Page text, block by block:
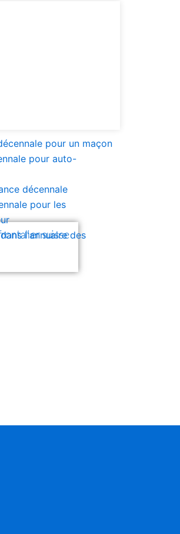
pour un maçon
pour auto-
décennale
pour les
l'annuaire des
suisse